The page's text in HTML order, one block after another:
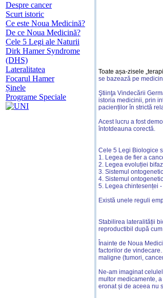
Despre cancer
Scurt istoric
Ce este Noua Medicină?
De ce Noua Medicină?
Cele 5 Legi ale Naturii
Dirk Hamer Syndrome
(DHS)
Lateralitatea
Focarul Hamer
Șinele
Programe Speciale
Toate așa-zisele
se bazează pe
Ştiinţa Vindecării
istoria medicinii, prin
pacienților în strictă
Acest lucru a fost
întotdeauna corectă.
Cele 5 Legi Biologice
1. Legea de fier a
2. Legea evoluției
3. Sistemul
4. Sistemul
5. Legea chintesenței
Există unele reguli
Stabilirea lateralității
reproductibil după
Înainte de Noua
factorilor de
maligne (tumori,
Ne-am imaginat
multor medicamente,
eronat și de aceea nu